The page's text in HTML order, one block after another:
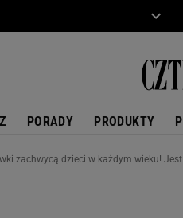
PORADY PRODUKTY
zachwycą dzieci w każdym wieku!